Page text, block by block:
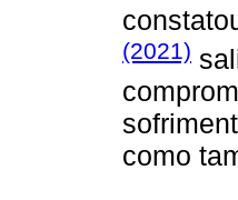
(2021)
como